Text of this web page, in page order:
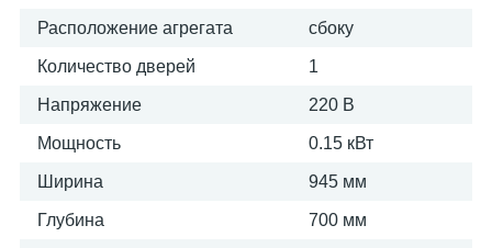
Расположение агрегата сбоку
Количество дверей 1
Напряжение 220 В
Мощность 0.15 кВт
Ширина 945 мм
Глубина 700 мм